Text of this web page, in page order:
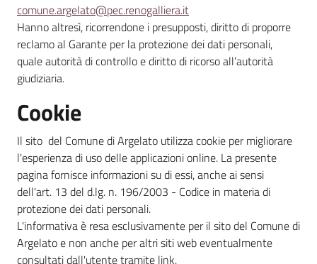
comune.argelato@pec.renogalliera.it
Hanno altresì, ricorrendone i presupposti, diritto di proporre
reclamo al Garante per la protezione dei dati personali,
quale autorità di controllo e diritto di ricorso all’autorità
giudiziaria.
Cookie
Il sito del Comune di Argelato utilizza cookie per migliorare
l'esperienza di uso delle applicazioni online. La presente
pagina fornisce informazioni su di essi, anche ai sensi
dell'art. 13 del d.lg. n. 196/2003 - Codice in materia di
protezione dei dati personali.
L'informativa è resa esclusivamente per il sito del Comune di
Argelato e non anche per altri siti web eventualmente
consultati dall'utente tramite link.